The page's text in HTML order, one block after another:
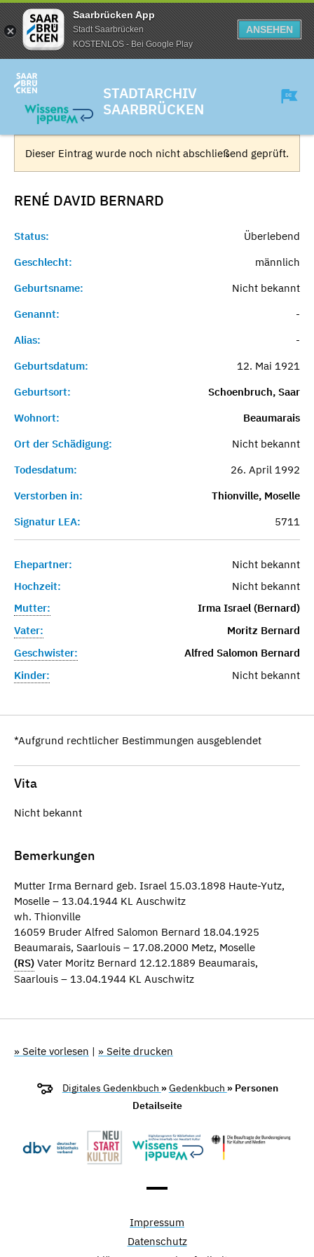
Saarbrücken App
Stadt Saarbrücken
KOSTENLOS - Bei Google Play
ANSEHEN
STADTARCHIV
SAARBRÜCKEN
Dieser Eintrag wurde noch nicht abschließend geprüft.
RENÉ DAVID BERNARD
Status:
Überlebend
Geschlecht:
männlich
Geburtsname:
Nicht bekannt
Genannt:
-
Alias:
-
Geburtsdatum:
12. Mai 1921
Geburtsort:
Schoenbruch, Saar
Wohnort:
Beaumarais
Ort der Schädigung:
Nicht bekannt
Todesdatum:
26. April 1992
Verstorben in:
Thionville, Moselle
Signatur LEA:
5711
Ehepartner:
Nicht bekannt
Hochzeit:
Nicht bekannt
Mutter:
Irma Israel (Bernard)
Vater:
Moritz Bernard
Geschwister:
Alfred Salomon Bernard
Kinder:
Nicht bekannt
*Aufgrund rechtlicher Bestimmungen ausgeblendet
Vita
Nicht bekannt
Bemerkungen
Mutter Irma Bernard geb. Israel 15.03.1898 Haute-Yutz,
Moselle – 13.04.1944 KL Auschwitz
wh. Thionville
16059 Bruder Alfred Salomon Bernard 18.04.1925
Beaumarais, Saarlouis – 17.08.2000 Metz, Moselle
(RS) Vater Moritz Bernard 12.12.1889 Beaumarais,
Saarlouis – 13.04.1944 KL Auschwitz
» Seite vorlesen | » Seite drucken
Digitales Gedenkbuch »Gedenkbuch » Personen
Detailseite
Impressum
Datenschutz